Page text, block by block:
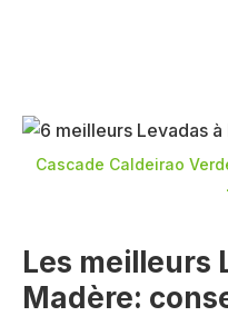
Cascade Caldeirao
Les meilleurs
Madère: